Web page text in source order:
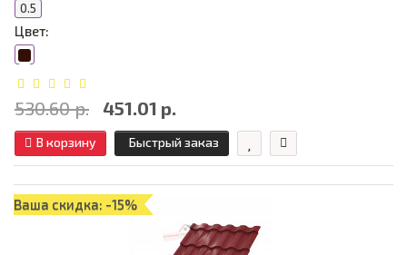
0.5
Цвет:
530.60 р. 451.01 р.
В корзину Быстрый заказ
Ваша скидка: -15%